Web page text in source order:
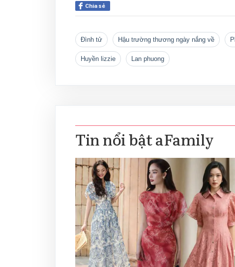
Chia sẻ
đình tử hậu trường thương ngày nắng về
huyền lizzie lan phuong
Tin nổi bật aFamily